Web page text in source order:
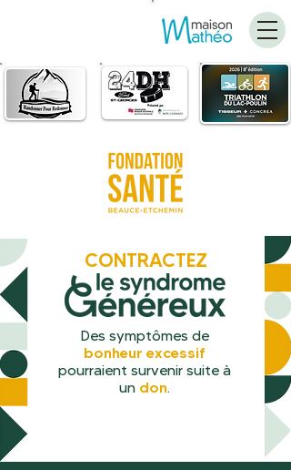
CONTRACTEZ
Des symptômes de
bonheur excessif
pourraient survenir suite à
un don.